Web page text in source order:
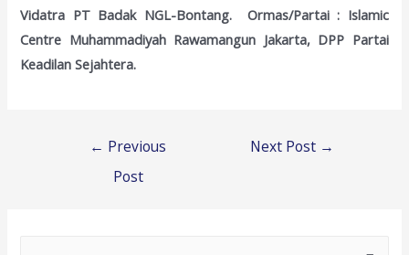
Vidatra PT Badak NGL-Bontang. Ormas/Partai : Islamic
Centre Muhammadiyah Rawamangun Jakarta, DPP Partai
Keadilan Sejahtera.
← Previous
Post
Next Post →